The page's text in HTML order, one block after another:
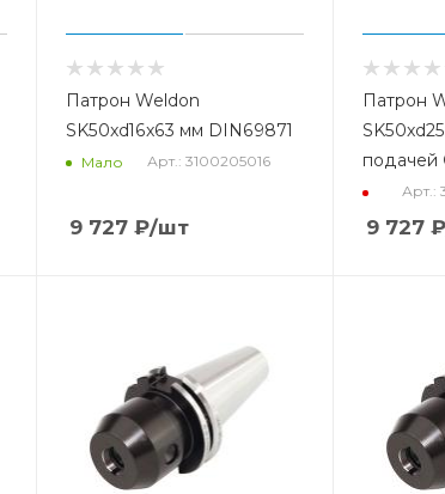
Патрон Weldon
SK50xd16x63 мм DIN69871
Мало Арт.: 3100205016
9 727₽/шт
Патрон
Арт.:
9 727 ₽